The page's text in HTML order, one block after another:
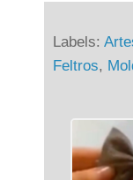
Labels:
Feltros,